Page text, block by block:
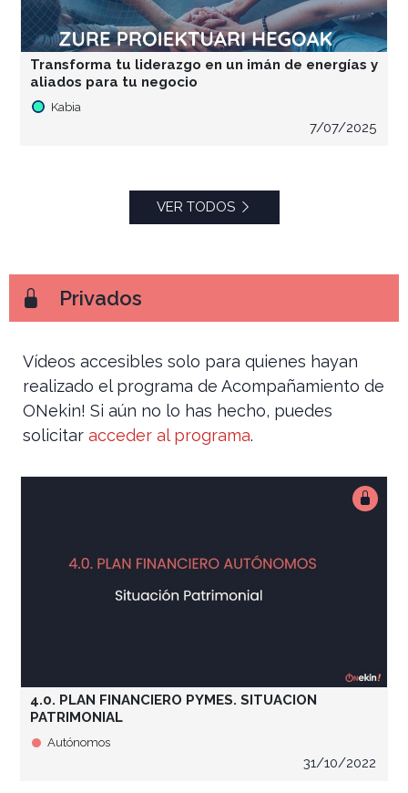
Transforma tu liderazgo en un imán de energías y
aliados para tu negocio
Kabia
7/07/2025
VER TODOS
Privados
Vídeos accesibles solo para quienes hayan
realizado el programa de Acompañamiento de
ONekin! Si aún no lo has hecho, puedes
solicitar acceder al programa.
4.0. PLAN FINANCIERO PYMES. SITUACION
PATRIMONIAL
Autónomos
31/10/2022